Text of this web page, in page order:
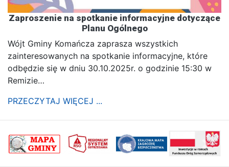
Zaproszenie na spotkanie informacyjne dotyczące
Planu Ogólnego
Wójt Gminy Komańcza zaprasza wszystkich
zainteresowanych na spotkanie informacyjne, które
odbędzie się w dniu 30.10.2025r. o godzinie 15:30 w
Remizie…
PRZECZYTAJ WIĘCEJ ...
poprzednii